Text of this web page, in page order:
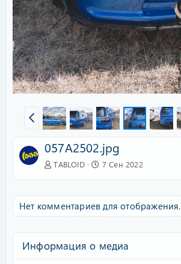
057A2502.jpg
TABLOID 7 Сен 2022
Нет комментариев для отображения.
Информация о медиа